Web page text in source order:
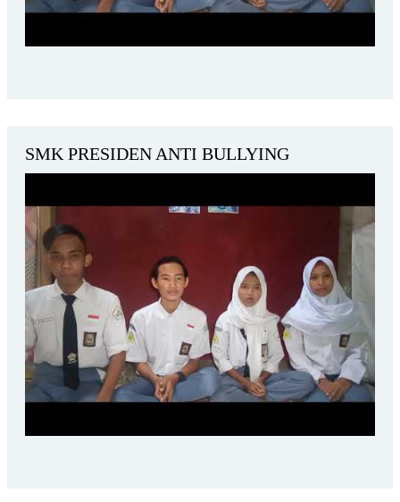
SMK PRESIDEN ANTI BULLYING